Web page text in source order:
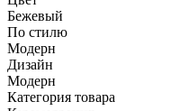
Бежевый
По стилю
Модерн
Дизайн
Модерн
Категория товара